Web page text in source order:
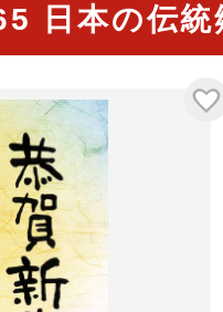
日本の伝統